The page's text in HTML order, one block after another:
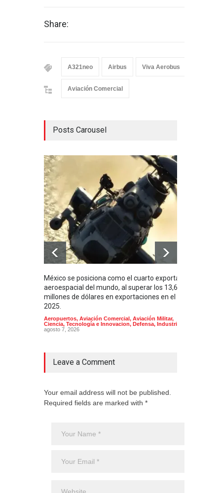
Share:
A321neo Airbus Viva Aerobus
Aviación Comercial
Posts Carousel
México se posiciona como el cuarto exportador
aeroespacial del mundo, al superar los 13,600
millones de dólares en exportaciones en el
2025.
Aeropuertos, Aviación Comercial, Aviación Militar,
Ciencia, Tecnología e Innovacion, Defensa, Industria
agosto 7, 2026
Leave a Comment
Your email address will not be published.
Required fields are marked with *